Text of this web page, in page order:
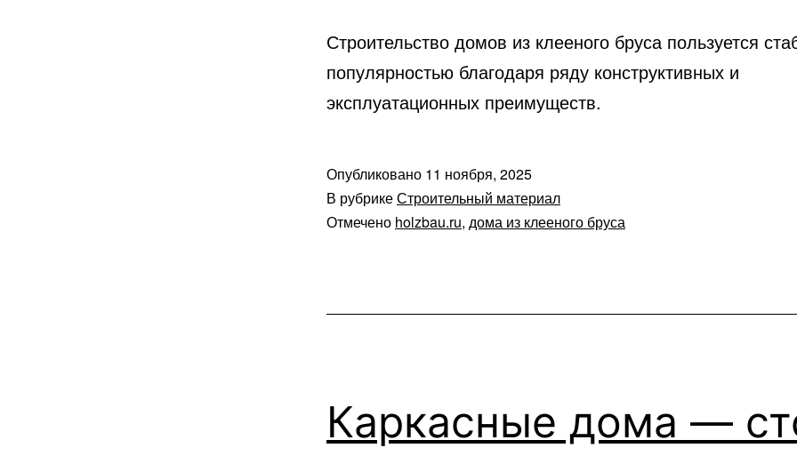
Строительство домов из клееного бруса пользуется
популярностью благодаря ряду конструктивных и
эксплуатационных преимуществ.
Опубликовано 11 ноября, 2025
В рубрикеСтроительный материал
Отмечено holzbau.ru, дома из клееного бруса
Каркасные дома —